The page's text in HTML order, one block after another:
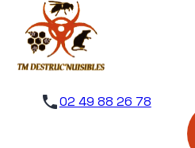
phone02 49 88 26 78
Panneau de gestion des cookies